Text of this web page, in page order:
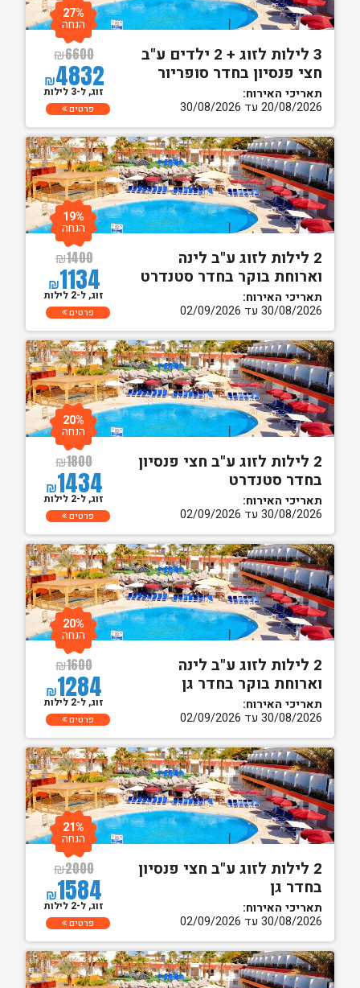
3 לילות לזוג + 2 ילדים ע"ב
חצי פנסיון בחדר סופריור
תאריכי האירוח:
20/08/2026 עד 30/08/2026
₪6600
₪4832
27%
הנחה
זוג, ל-3 לילות
פרטים
2 לילות לזוג ע"ב לינה
וארוחת בוקר בחדר סטנדרט
תאריכי האירוח:
30/08/2026 עד 02/09/2026
₪1400
₪1134
19%
הנחה
זוג, ל-2 לילות
פרטים
2 לילות לזוג ע"ב חצי פנסיון
בחדר סטנדרט
תאריכי האירוח:
30/08/2026 עד 02/09/2026
₪1800
₪1434
20%
הנחה
זוג, ל-2 לילות
פרטים
2 לילות לזוג ע"ב לינה
וארוחת בוקר בחדר גן
תאריכי האירוח:
30/08/2026 עד 02/09/2026
₪1600
₪1284
20%
הנחה
זוג, ל-2 לילות
פרטים
2 לילות לזוג ע"ב חצי פנסיון
בחדר גן
תאריכי האירוח:
30/08/2026 עד 02/09/2026
₪2000
₪1584
21%
הנחה
זוג, ל-2 לילות
פרטים